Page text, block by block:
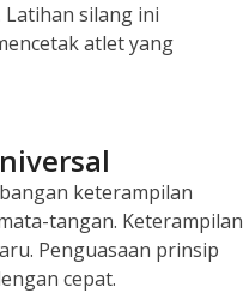
silang ini
atlet yang
keterampilan
tangan. Keterampilan
Penguasaan prinsip
cepat.